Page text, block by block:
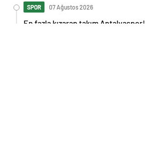
SPOR 07 Ağustos 2026
En fazla kızaran takım Antalyaspor!